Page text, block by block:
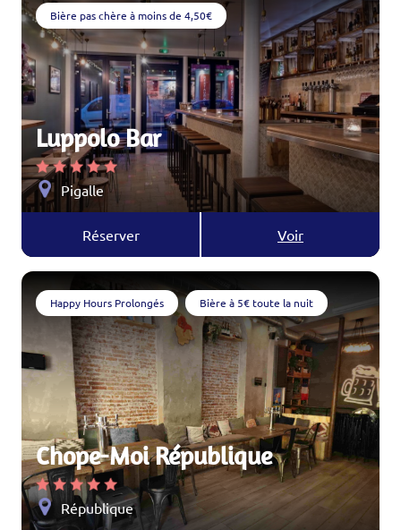
Bière pas chère à moins de 4,50€
Luppolo Bar
Pigalle
Réserver Voir
Happy Hours Prolongés Bière à 5€ toute la nuit
Chope-Moi République
République